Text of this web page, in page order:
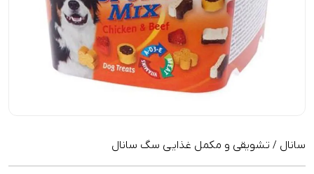
سانال / تشویقی و مکمل غذایی سگ سانال